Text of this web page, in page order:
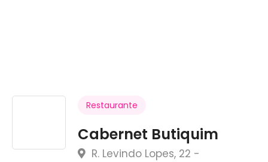
Restaurante
Cabernet Butiquim
R. Levindo Lopes, 22 -